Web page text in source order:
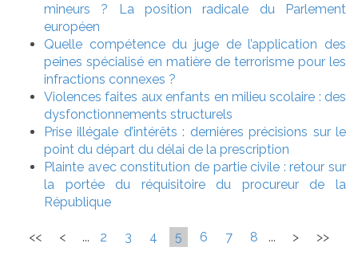
mineurs ? La position radicale du Parlement
européen
Quelle compétence du juge de l’application des
peines spécialisé en matière de terrorisme pour les
infractions connexes ?
Violences faites aux enfants en milieu scolaire : des
dysfonctionnements structurels
Prise illégale d’intérêts : dernières précisions sur le
point du départ du délai de la prescription
Plainte avec constitution de partie civile : retour sur
la portée du réquisitoire du procureur de la
République
<< < ... 2 3 4 5 6 7 8 ... > >>